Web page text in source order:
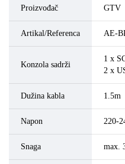
Proizvođač GTV
Artikal/Referenca AE-
Konzola sadrži
1 x
2 x
Dužina kabla 1.5m
Napon 220-
Snaga max.